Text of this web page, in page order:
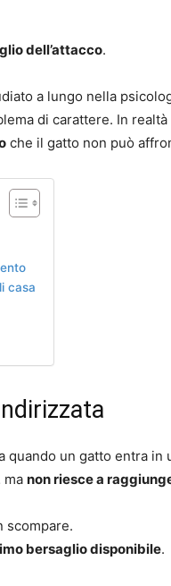
dell’attacco.
a lungo nella
di carattere. In
che il gatto non può
casa
quando un gatto entra
ma non riesce a
scompare.
bersaglio disponibile.